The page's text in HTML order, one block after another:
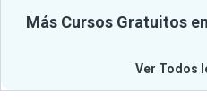
Más Cursos Gratuitos
Ver Todos